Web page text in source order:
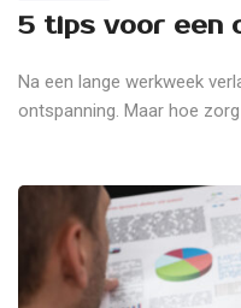
5 tips voor een
Na een lange werkweek
ontspanning. Maar hoe